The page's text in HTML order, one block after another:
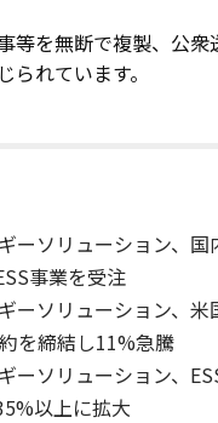
等を無断で複製、公衆
られています。
ーソリューション、国
事業を受注
ーソリューション、米
を締結し11%急騰
ーソリューション、
以上に拡大